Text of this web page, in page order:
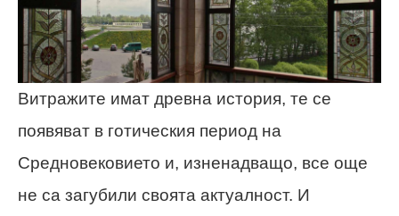
Витражите имат древна история, те се
появяват в готическия период на
Средновековието и, изненадващо, все още
не са загубили своята актуалност. И